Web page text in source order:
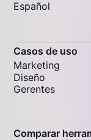
Español
Casos de uso
Marketing
Diseño
Gerentes
Comparar